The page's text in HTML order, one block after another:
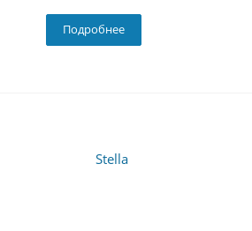
Подробнее
Stella